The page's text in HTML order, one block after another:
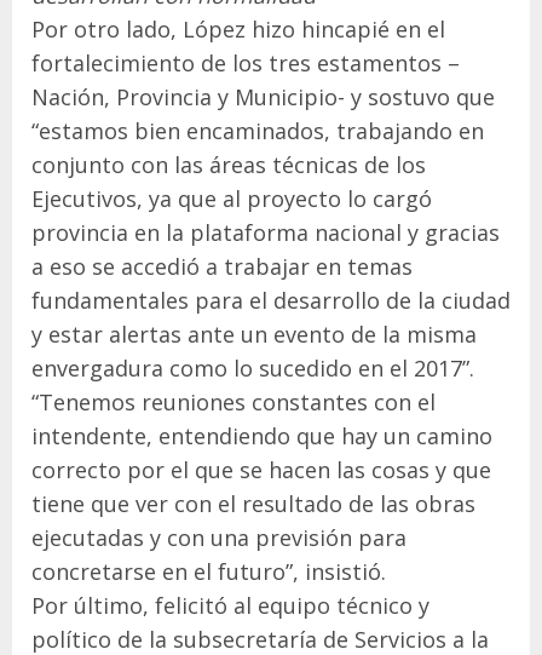
Por otro lado, López hizo hincapié en el
fortalecimiento de los tres estamentos –
Nación, Provincia y Municipio- y sostuvo que
“estamos bien encaminados, trabajando en
conjunto con las áreas técnicas de los
Ejecutivos, ya que al proyecto lo cargó
provincia en la plataforma nacional y gracias
a eso se accedió a trabajar en temas
fundamentales para el desarrollo de la ciudad
y estar alertas ante un evento de la misma
envergadura como lo sucedido en el 2017”.
“Tenemos reuniones constantes con el
intendente, entendiendo que hay un camino
correcto por el que se hacen las cosas y que
tiene que ver con el resultado de las obras
ejecutadas y con una previsión para
concretarse en el futuro”, insistió.
Por último, felicitó al equipo técnico y
político de la subsecretaría de Servicios a la